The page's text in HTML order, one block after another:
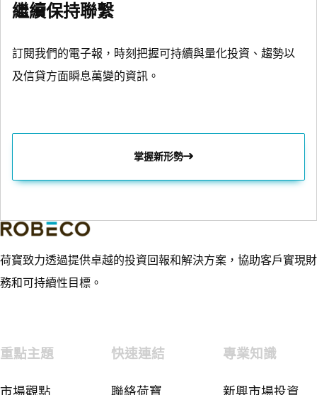
繼續保持聯繫
訂閱我們的電子報，時刻把握可持續與量化投資、趨勢以
及信貸方面瞬息萬變的資訊。
掌握新形勢
荷寶致力透過提供卓越的投資回報和解決方案，協助客戶實現財
務和可持續性目標。
重點主題
市場觀點
快速連結
聯絡荷寶
專業知識
新興市場投資